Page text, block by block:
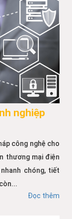
nghiệp
công nghệ cho
thương mại điện
chóng, tiết
Đọc thêm